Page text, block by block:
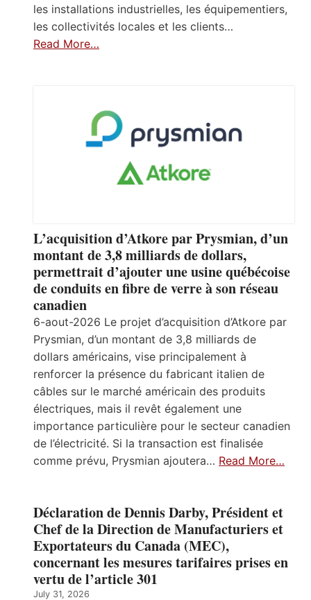
les installations industrielles, les équipementiers,
les collectivités locales et les clients…
Read More…
L’acquisition d’Atkore par Prysmian, d’un
montant de 3,8 milliards de dollars,
permettrait d’ajouter une usine québécoise
de conduits en fibre de verre à son réseau
canadien
6-aout-2026 Le projet d’acquisition d’Atkore par
Prysmian, d’un montant de 3,8 milliards de
dollars américains, vise principalement à
renforcer la présence du fabricant italien de
câbles sur le marché américain des produits
électriques, mais il revêt également une
importance particulière pour le secteur canadien
de l’électricité. Si la transaction est finalisée
comme prévu, Prysmian ajoutera… Read More…
Déclaration de Dennis Darby, Président et
Chef de la Direction de Manufacturiers et
Exportateurs du Canada (MEC),
concernant les mesures tarifaires prises en
vertu de l’article 301
July 31, 2026